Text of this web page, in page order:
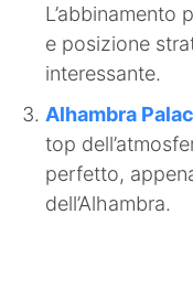
L’abbinamento
e posizione
interessante.
Alhambra
top
perfetto,
dell’Alhambra.